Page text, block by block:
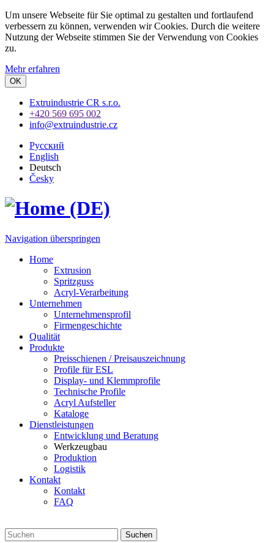
Um unsere Webseite für Sie optimal zu gestalten und fortlaufend
verbessern zu können, verwenden wir Cookies. Durch die weitere
Nutzung der Webseite stimmen Sie der Verwendung von Cookies
zu.
Mehr erfahren
OK
Extruindustrie CR s.r.o.
+420 569 695 002
info@extruindustrie.cz
Русский
English
Deutsch
Česky
Navigation überspringen
Home
Extrusion
Spritzguss
Acryl-Verarbeitung
Unternehmen
Unternehmensprofil
Firmengeschichte
Qualität
Produkte
Preisschienen / Preisauszeichnung
Profile für ESL
Display- und Klemmprofile
Technische Profile
Acryl Aufsteller
Kataloge
Dienstleistungen
Entwicklung und Beratung
Werkzeugbau
Produktion
Logistik
Kontakt
Kontakt
FAQ
Suchen